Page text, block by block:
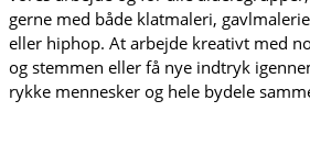
gerne med både klatmaleri,
eller hiphop. At arbejde kreativt med
og stemmen eller få nye indtryk
rykke mennesker og hele bydele